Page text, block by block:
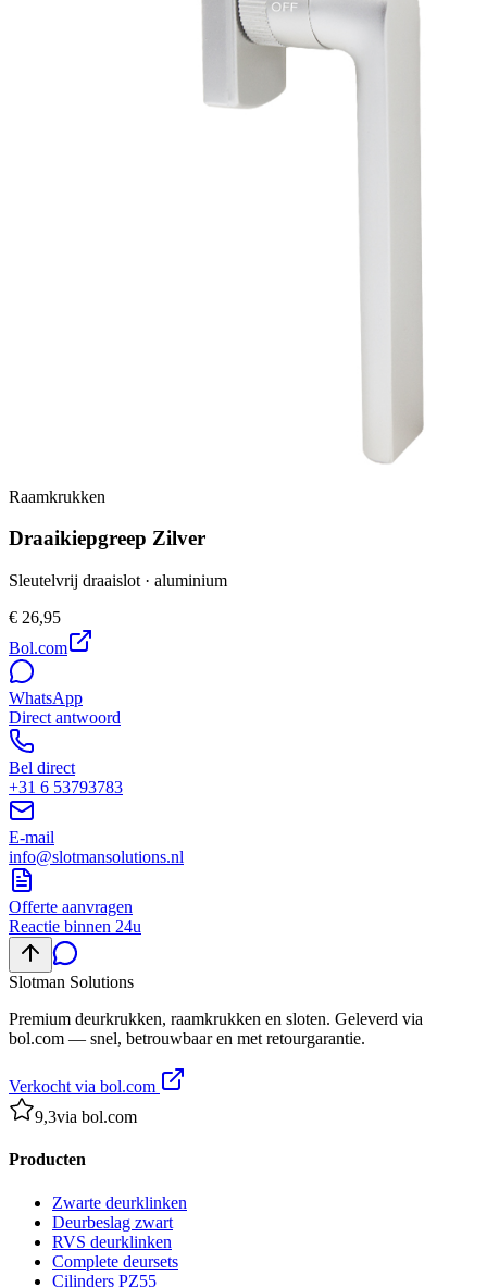
Raamkrukken
Draaikiepgreep Zilver
Sleutelvrij draaislot · aluminium
€ 26,95
Bol.com
WhatsApp
Direct antwoord
Bel direct
+31 6 53793783
E-mail
info@slotmansolutions.nl
Offerte aanvragen
Reactie binnen 24u
Slotman Solutions
Premium deurkrukken, raamkrukken en sloten. Geleverd via
bol.com — snel, betrouwbaar en met retourgarantie.
Verkocht via bol.com
9,3via bol.com
Producten
Zwarte deurklinken
Deurbeslag zwart
RVS deurklinken
Complete deursets
Cilinders PZ55